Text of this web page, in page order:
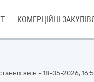
КОМЕРЦІЙНІ
змін - 18-05-2026,